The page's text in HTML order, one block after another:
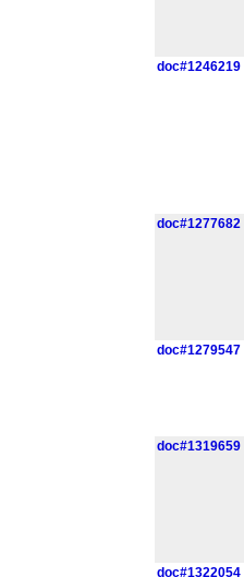
doc#1246219
doc#1277682
doc#1279547
doc#1319659
doc#1322054